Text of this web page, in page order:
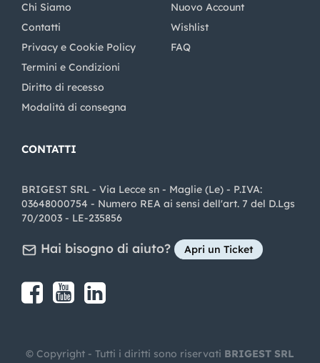
Chi Siamo
Contatti
Privacy e Cookie Policy
Termini e Condizioni
Diritto di recesso
Modalità di consegna
Nuovo Account
Wishlist
FAQ
CONTATTI
BRIGEST SRL - Via Lecce sn - Maglie (Le) - P.IVA:
03648000754 - Numero REA ai sensi dell'art. 7 del D.Lgs
70/2003 - LE-235856
Hai bisogno di aiuto? Apri un Ticket
Share on Facebook
Share on youtube
© Copyright - Tutti i diritti sono riservati BRIGEST SRL